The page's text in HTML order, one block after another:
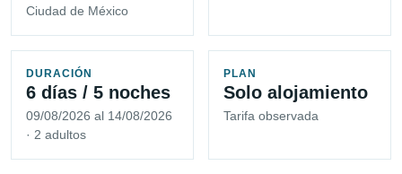
Ciudad de México
DURACIÓN
6 días / 5 noches
09/08/2026 al 14/08/2026
· 2 adultos
PLAN
Solo alojamiento
Tarifa observada